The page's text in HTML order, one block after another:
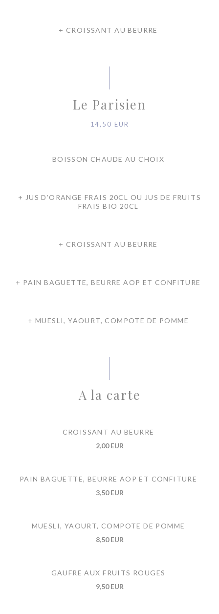
+ CROISSANT AU BEURRE
Le Parisien
14,50 EUR
BOISSON CHAUDE AU CHOIX
+ JUS D’ORANGE FRAIS 20CL OU JUS DE FRUITS
FRAIS BIO 20CL
+ CROISSANT AU BEURRE
+ PAIN BAGUETTE, BEURRE AOP ET CONFITURE
+ MUESLI, YAOURT, COMPOTE DE POMME
A la carte
CROISSANT AU BEURRE
2,00 EUR
PAIN BAGUETTE, BEURRE AOP ET CONFITURE
3,50 EUR
MUESLI, YAOURT, COMPOTE DE POMME
8,50 EUR
GAUFRE AUX FRUITS ROUGES
9,50 EUR